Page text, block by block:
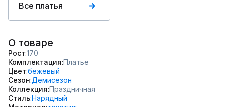
Все платья
О товаре
Рост 170
Комплектация Платье
Цвет бежевый
Сезон Демисезон
Коллекция Праздничная
СтильНарядный